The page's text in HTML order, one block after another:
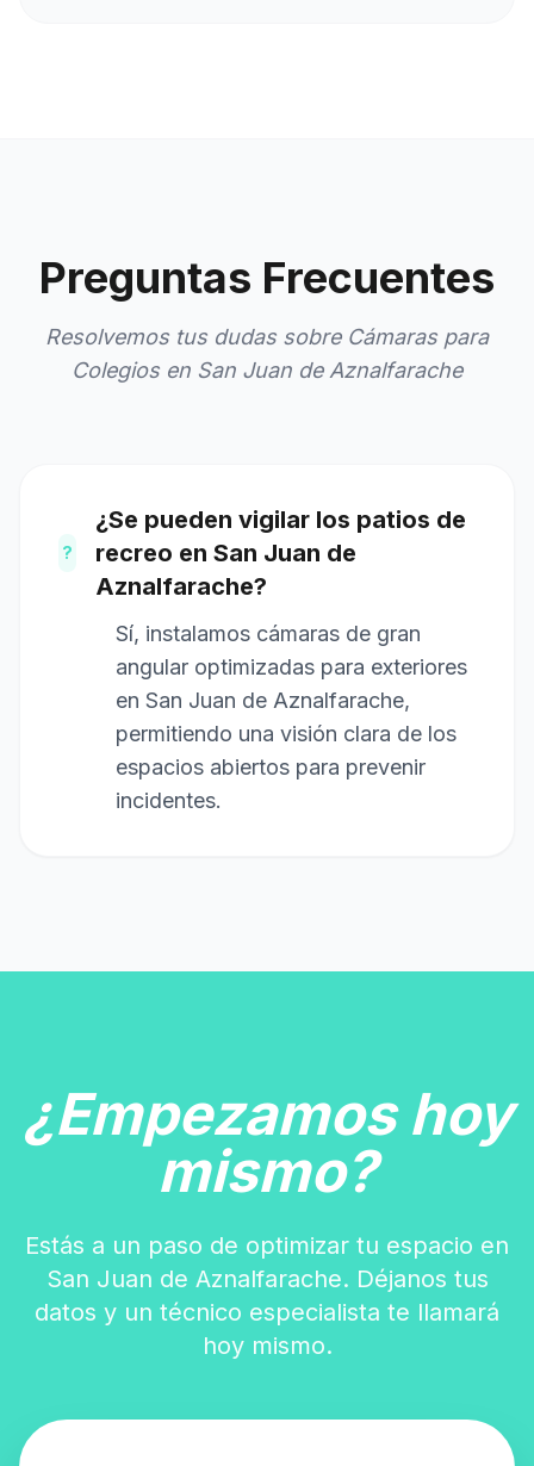
Preguntas Frecuentes
Resolvemos tus dudas sobre Cámaras para
Colegios en San Juan de Aznalfarache
?
¿Se pueden vigilar los patios de
recreo en San Juan de
Aznalfarache?
Sí, instalamos cámaras de gran
angular optimizadas para exteriores
en San Juan de Aznalfarache,
permitiendo una visión clara de los
espacios abiertos para prevenir
incidentes.
¿Empezamos hoy
mismo?
Estás a un paso de optimizar tu espacio en
San Juan de Aznalfarache. Déjanos tus
datos y un técnico especialista te llamará
hoy mismo.